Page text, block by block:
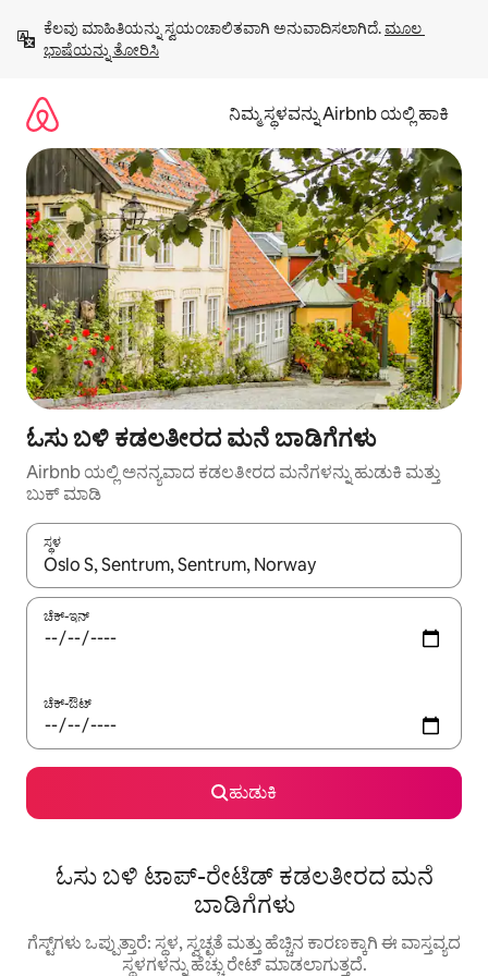
ಹೋಗಿ
ಕೆಲವು ಮಾಹಿತಿಯನ್ನು ಸ್ವಯಂಚಾಲಿತವಾಗಿ ಅನುವಾದಿಸಲಾಗಿದೆ. ಮೂಲ
ಭಾಷೆಯನ್ನು ತೋರಿಸಿ
ನಿಮ್ಮ ಸ್ಥಳವನ್ನು Airbnb ಯಲ್ಲಿ ಹಾಕಿ
ಓಸು ಬಳಿ ಕಡಲತೀರದ ಮನೆ ಬಾಡಿಗೆಗಳು
Airbnb ಯಲ್ಲಿ ಅನನ್ಯವಾದ ಕಡಲತೀರದ ಮನೆಗಳನ್ನು ಹುಡುಕಿ ಮತ್ತು
ಬುಕ್ ಮಾಡಿ
ಸ್ಥಳ
ಫಲಿತಾಂಶಗಳು ಲಭ್ಯವಿರುವಾಗ, ಅಪ್ ಮತ್ತು ಡೌನ್ ಬಾಣದ ಕೀಲಿಗಳೊಂದಿಗೆ
ಚೆಕ್-ಇನ್
ಚೆಕ್-ಔಟ್
ಹುಡುಕಿ
ಓಸು ಬಳಿ ಟಾಪ್-ರೇಟೆಡ್ ಕಡಲತೀರದ ಮನೆ
ಬಾಡಿಗೆಗಳು
ಗೆಸ್ಟ್‌ಗಳು ಒಪ್ಪುತ್ತಾರೆ: ಸ್ಥಳ, ಸ್ವಚ್ಛತೆ ಮತ್ತು ಹೆಚ್ಚಿನ ಕಾರಣಕ್ಕಾಗಿ ಈ ವಾಸ್ತವ್ಯದ
ಸ್ಥಳಗಳನ್ನು ಹೆಚ್ಚು ರೇಟ್ ಮಾಡಲಾಗುತ್ತದೆ.